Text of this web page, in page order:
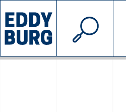
INIZIATIVE
© 2026